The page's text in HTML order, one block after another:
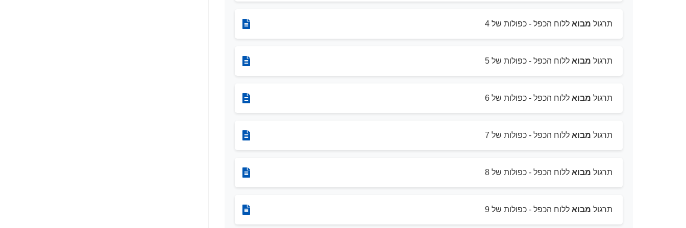
תרגול מבוא ללוח הכפל - כפולות של 4
תרגול מבוא ללוח הכפל - כפולות של 5
תרגול מבוא ללוח הכפל - כפולות של 6
תרגול מבוא ללוח הכפל - כפולות של 7
תרגול מבוא ללוח הכפל - כפולות של 8
תרגול מבוא ללוח הכפל - כפולות של 9